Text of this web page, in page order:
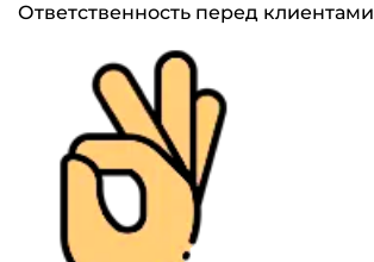
Ответственность перед клиентами